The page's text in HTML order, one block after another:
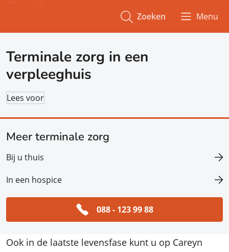
Zoeken Menu
Terminale zorg in een
verpleeghuis
Lees voor
Ook in de laatste levensfase kunt u op Careyn
Meer terminale zorg
Bij u thuis
In een hospice
088 - 123 99 88